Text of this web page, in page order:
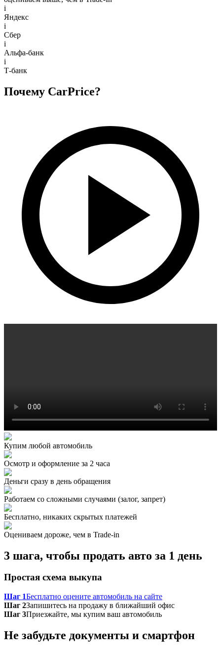
i
Яндекс
i
Сбер
i
Альфа-банк
i
Т-банк
Почему CarPrice?
Купим любой автомобиль
Осмотр и оформление за 2 часа
Деньги сразу в день обращения
Работаем со сложными случаями (залог, запрет)
Бесплатно, никаких скрытых платежей
Оцениваем дороже, чем в Trade‑in
3 шага, чтобы продать авто за 1 день
Простая схема выкупа
Шаг 1Бесплатно оцените автомобиль на сайте
Шаг 2Запишитесь на продажу в ближайший офис
Шаг 3Приезжайте, мы купим ваш автомобиль
Не забудьте документы и смартфон